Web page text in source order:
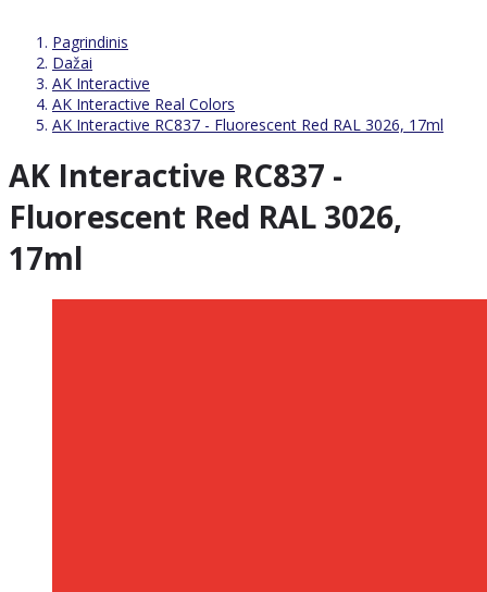
Pagrindinis
Dažai
AK Interactive
AK Interactive Real Colors
AK Interactive RC837 - Fluorescent Red RAL 3026, 17ml
AK Interactive RC837 -
Fluorescent Red RAL 3026,
17ml